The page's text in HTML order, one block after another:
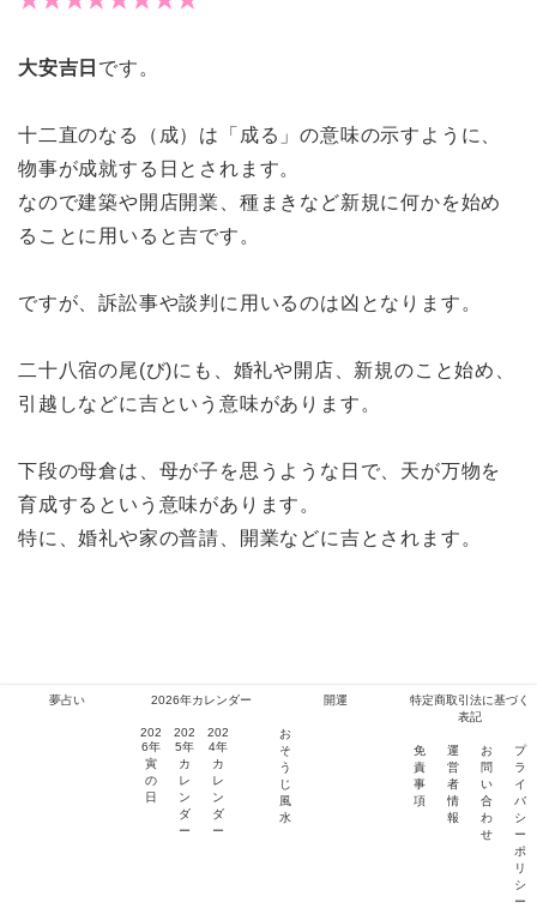
大安吉日 です。
十二直のなる（成）は「成る」の意味の示すように、
物事が成就する日とされます。
なので建築や開店開業、種まきなど新規に何かを始め
ることに用いると吉です。
ですが、訴訟事や談判に用いるのは凶となります。
二十八宿の尾(び)にも、婚礼や開店、新規のこと始め、
引越しなどに吉という意味があります。
下段の母倉は、母が子を思うような日で、天が万物を
育成するという意味があります。
特に、婚礼や家の普請、開業などに吉とされます。
2021年3月17日の暦
夢占い 2026年カレンダー
202
6年
寅
の
日
202
5年
カ
レ
ン
ダ
ー
202
4年
カ
レ
ン
ダ
ー
開運
お
そ
う
じ
風
水
特定商取引法に基づく
表記
免
責
事
項
運
営
者
情
報
お
問
い
合
わ
せ
プ
ラ
イ
バ
シ
ー
ポ
リ
シ
ー